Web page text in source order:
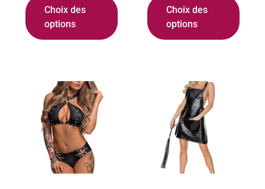
Choix des
options
Choix des
options